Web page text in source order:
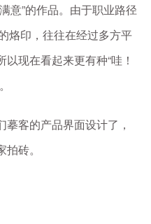
意”的作品。由于职业路径
烙印，往往在经过多方平
现在看起来更有种“哇！
客的产品界面设计了，
砖。